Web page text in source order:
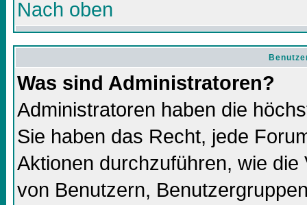
Nach oben
Was sind Administratoren?
Administratoren haben die
Sie haben das Recht, jede
Aktionen durchzuführen, wie
von Benutzern,